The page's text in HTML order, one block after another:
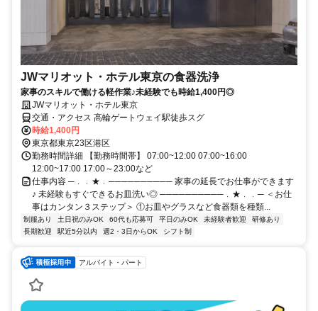
JWマリオット・ホテル東京の食器洗浄
家事のスキルで働ける軽作業♪未経験でも時給1,400円◎
JWマリオット・ホテル東京
交通・アクセス 高輪ゲートウェイ駅徒歩スグ
時給1,400円
東京都東京23区港区
勤務時間詳細 【勤務時間帯】 07:00~12:00 07:00~16:00
12:00~17:00 17:00～23:00など
仕事内容 ─﹒﹒★﹒────────── 家事の延長でお仕事ができます
♪ 未経験もすぐできるお皿洗い◎ ──────────﹒★﹒﹒─ ＜お仕
事はカンタン３ステップ＞ ①お皿やグラスなど食器類を種類...
制服あり 土日祝のみOK 60代も応募可 平日のみOK 未経験者歓迎
研修あり
長期歓迎
駅近5分以内 週2・3日からOK シフト制
アルバイト・パート